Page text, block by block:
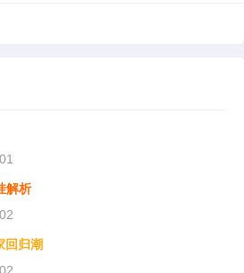
解析
回归潮